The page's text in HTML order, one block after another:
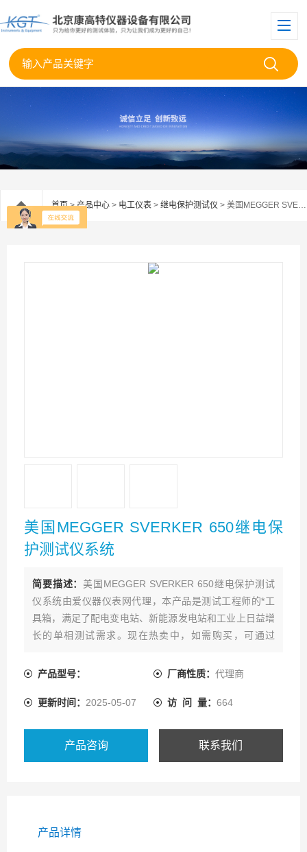
首页>产品中心 > 电工仪表 > 继电保护测试仪 > 美国MEGGER SVERKER 650继电保护测试仪系统
美国MEGGER SVERKER 650继电保
护测试仪系统
简要描述：美国MEGGER SVERKER 650继电保护测试
仪系统由爱仪器仪表网代理，本产品是测试工程师的*工
具箱，满足了配电变电站、新能源发电站和工业上日益增
长的单相测试需求。现在热卖中，如需购买，可通过
产品型号：
厂商性质： 代理商
更新时间： 2025-05-07 访 问 量： 664
产品咨询 联系我们
产品详情